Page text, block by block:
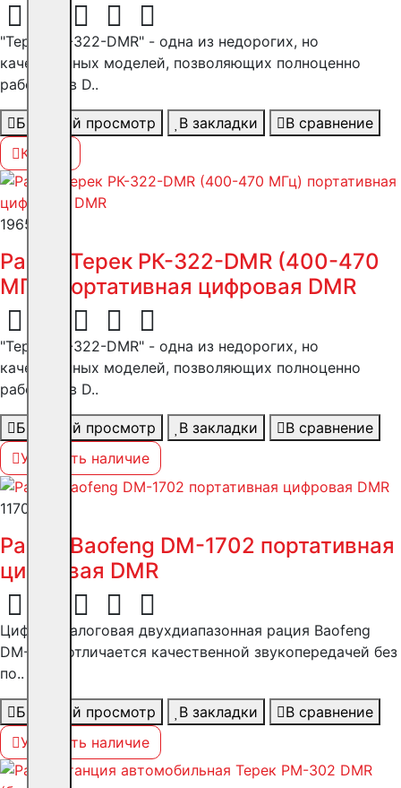
"Терек РК-322-DMR" - одна из недорогих, но
качественных моделей, позволяющих полноценно
работать в D..
Быстрый просмотр В закладки
В сравнение
Купить
19655 ₽
Рация Терек РК-322-DMR (400-470
МГц) портативная цифровая DMR
"Терек РК-322-DMR" - одна из недорогих, но
качественных моделей, позволяющих полноценно
работать в D..
Быстрый просмотр В закладки
В сравнение
Уточнить наличие
11700 ₽
Рация Baofeng DM-1702 портативная
цифровая DMR
Цифро-аналоговая двухдиапазонная рация Baofeng
DM-1702 отличается качественной звукопередачей без
по..
Быстрый просмотр В закладки
В сравнение
Уточнить наличие